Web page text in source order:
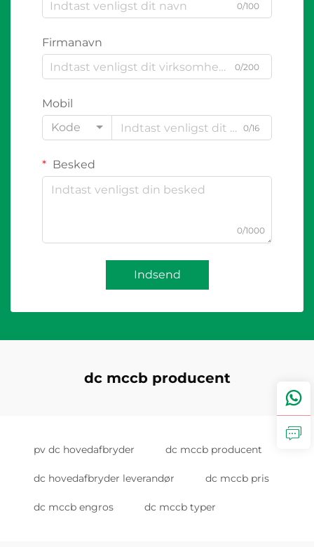
0/100
Firmanavn
0/200
Mobil
Kode
0/16
Besked
0/1000
Indsend
dc mccb producent
pv dc hovedafbryder dc mccb producent
dc hovedafbryder leverandør dc mccb pris
dc mccb engros dc mccb typer